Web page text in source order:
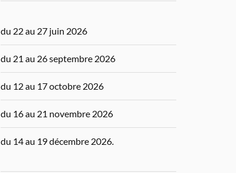
du 22 au 27 juin 2026
du 21 au 26 septembre 2026
du 12 au 17 octobre 2026
du 16 au 21 novembre 2026
du 14 au 19 décembre 2026.